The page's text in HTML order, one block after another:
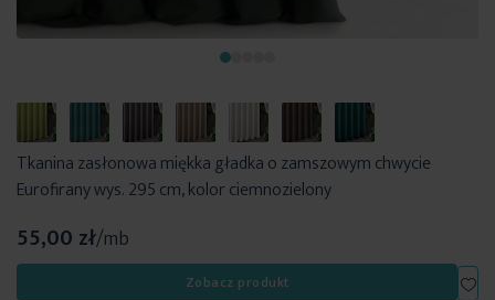
Tkanina zasłonowa miękka gładka o zamszowym chwycie
Eurofirany wys. 295 cm, kolor ciemnozielony
55,00 zł/mb
Zobacz produkt